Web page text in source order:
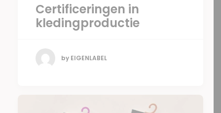
Certificeringen in
kledingproductie
by EIGENLABEL